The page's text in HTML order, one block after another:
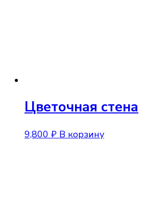
Цветочная стена
9,800 ₽ В корзину